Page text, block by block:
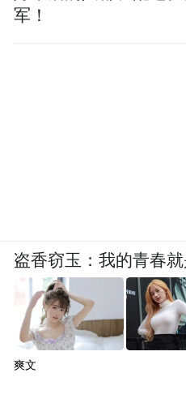
军！
盗香窃玉：我的青春
爽文